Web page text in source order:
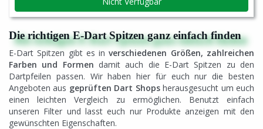
Die richtigen E-Dart Spitzen ganz einfach finden
E-Dart Spitzen gibt es inverschiedenen Größen, zahlreichen
Farben und Formen damit auch die E-Dart Spitzen zu den
Dartpfeilen passen. Wir haben hier für euch nur die besten
Angeboten aus geprüften Dart Shopsherausgesucht um euch
einen leichten Vergleich zu ermöglichen. Benutzt einfach
unseren Filter und lasst euch nur Produkte anzeigen mit den
gewünschten Eigenschaften.